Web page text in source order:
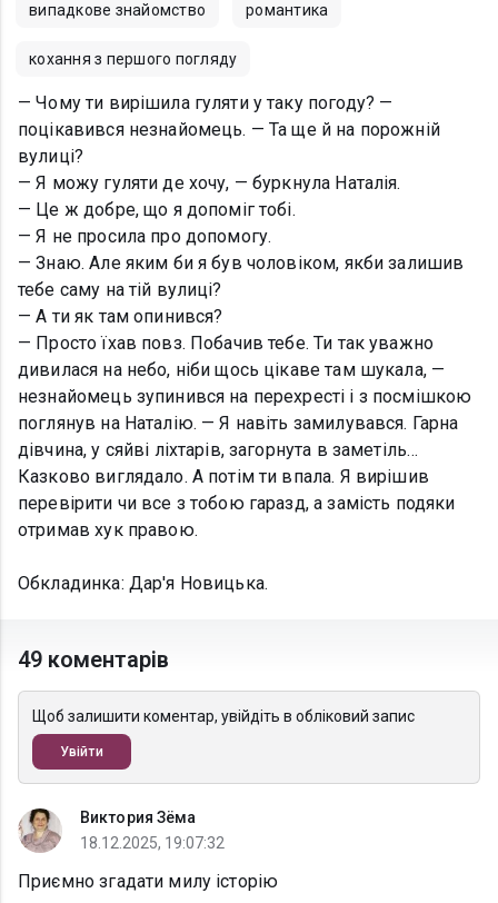
випадкове знайомство романтика
кохання з першого погляду
— Чому ти вирішила гуляти у таку погоду? —
поцікавився незнайомець. — Та ще й на порожній
вулиці?
— Я можу гуляти де хочу, — буркнула Наталія.
— Це ж добре, що я допоміг тобі.
— Я не просила про допомогу.
— Знаю. Але яким би я був чоловіком, якби залишив
тебе саму на тій вулиці?
— А ти як там опинився?
— Просто їхав повз. Побачив тебе. Ти так уважно
дивилася на небо, ніби щось цікаве там шукала, —
незнайомець зупинився на перехресті і з посмішкою
поглянув на Наталію. — Я навіть замилувався. Гарна
дівчина, у сяйві ліхтарів, загорнута в заметіль…
Казково виглядало. А потім ти впала. Я вирішив
перевірити чи все з тобою гаразд, а замість подяки
отримав хук правою.
Обкладинка: Дар'я Новицька.
49 коментарів
Щоб залишити коментар, увійдіть в обліковий запис
Увійти
Виктория Зёма
18.12.2025, 19:07:32
Приємно згадати милу історію